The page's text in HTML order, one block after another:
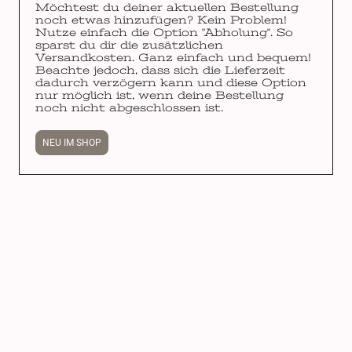
Möchtest du deiner aktuellen Bestellung
noch etwas hinzufügen? Kein Problem!
Nutze einfach die Option "Abholung". So
sparst du dir die zusätzlichen
Versandkosten. Ganz einfach und bequem!
Beachte jedoch, dass sich die Lieferzeit
dadurch verzögern kann und diese Option
nur möglich ist, wenn deine Bestellung
noch nicht abgeschlossen ist.
NEU IM SHOP